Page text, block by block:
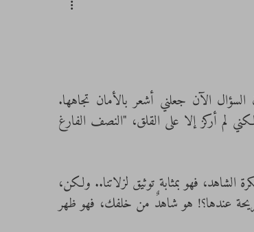
إن أخذتنا زلاتنا لدرب فيه عذاب أو تخبط، ألن تكون فكرة الشاهد مريحة عندها؟! هو شاهدٌ من خلفك، فهو ظهر